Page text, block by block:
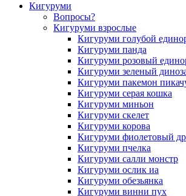
Кигуруми
Вопросы?
Кигуруми взрослые
Кигуруми голубой
Кигуруми панда
Кигуруми розовый
Кигуруми зеленый
Кигуруми пакемон
Кигуруми серая кошка
Кигуруми миньон
Кигуруми скелет
Кигуруми корова
Кигуруми фиолетовый
Кигуруми пчелка
Кигуруми салли монстр
Кигуруми ослик иа
Кигуруми обезьянка
Кигуруми винни пух